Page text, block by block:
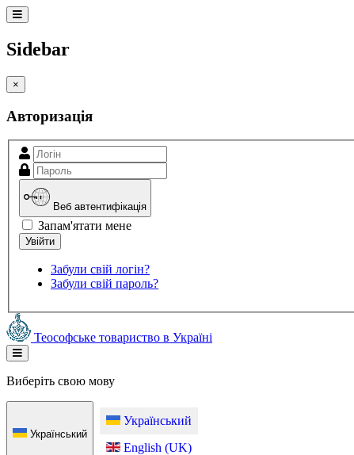
Sidebar
×
Авторизація
Веб автентифікація
Запам'ятати мене
Забули свій логін?
Забули свій пароль?
Теософське товариство в Україні
Виберіть свою мову
Український
Український
English (UK)